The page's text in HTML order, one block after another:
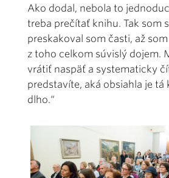
Ako dodal, nebola to
treba prečítať knihu. Tak som
preskakoval som časti, až
z toho celkom súvislý dojem.
vrátiť naspäť a systematicky
predstavíte, aká obsiahla je tá
dlho.“